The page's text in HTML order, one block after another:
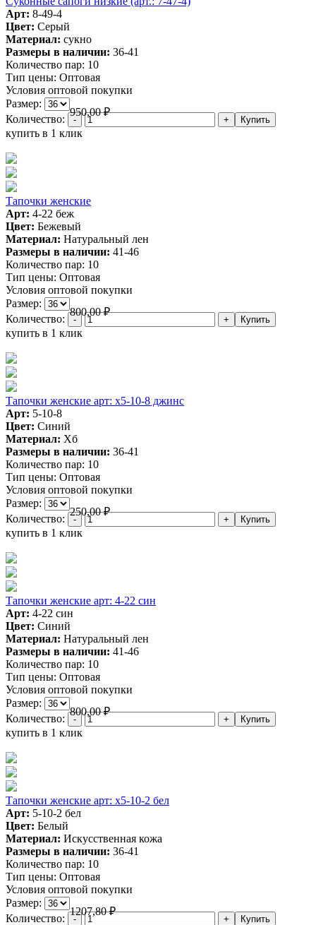
Арт: 8-49-4
Цвет: Серый
Материал: сукно
Размеры в наличии: 36-41
Количество пар: 10
Тип цены: Оптовая
Условия оптовой покупки
Размер:
950,00₽
Количество:
купить в 1 клик
Тапочки женские
Арт: 4-22 беж
Цвет: Бежевый
Материал: Натуральный лен
Размеры в наличии: 41-46
Количество пар: 10
Тип цены: Оптовая
Условия оптовой покупки
Размер:
800,00₽
Количество:
купить в 1 клик
Тапочки женские арт: х5-10-8 джинс
Арт: 5-10-8
Цвет: Синий
Материал: Хб
Размеры в наличии: 36-41
Количество пар: 10
Тип цены: Оптовая
Условия оптовой покупки
Размер:
250,00₽
Количество:
купить в 1 клик
Тапочки женские арт: 4-22 син
Арт: 4-22 син
Цвет: Синий
Материал: Натуральный лен
Размеры в наличии: 41-46
Количество пар: 10
Тип цены: Оптовая
Условия оптовой покупки
Размер:
800,00₽
Количество:
купить в 1 клик
Тапочки женские арт: х5-10-2 бел
Арт: 5-10-2 бел
Цвет: Белый
Материал: Искусственная кожа
Размеры в наличии: 36-41
Количество пар: 10
Тип цены: Оптовая
Условия оптовой покупки
Размер:
1207,80₽
Количество: